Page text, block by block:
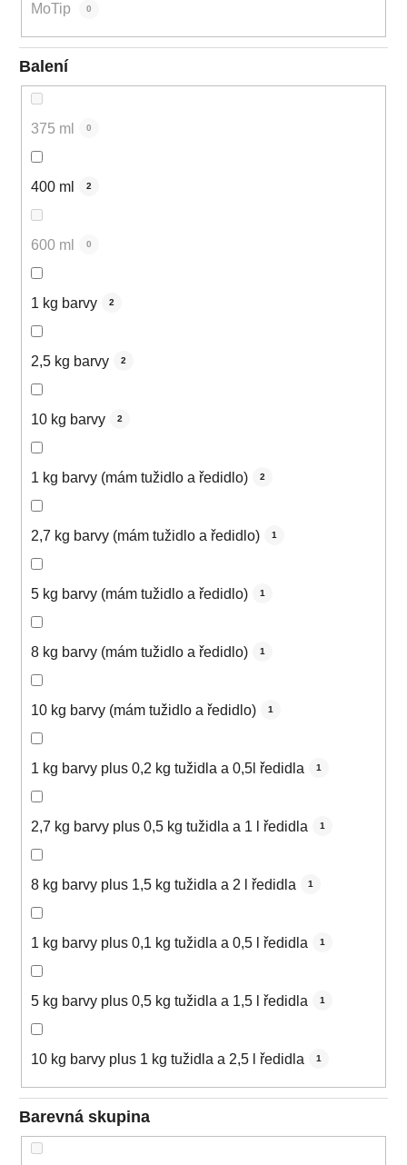
MoTip 0
Balení
375 ml 0
400 ml 2
600 ml 0
1 kg barvy 2
2,5 kg barvy 2
10 kg barvy 2
1 kg barvy (mám tužidlo a ředidlo) 2
2,7 kg barvy (mám tužidlo a ředidlo) 1
5 kg barvy (mám tužidlo a ředidlo) 1
8 kg barvy (mám tužidlo a ředidlo) 1
10 kg barvy (mám tužidlo a ředidlo) 1
1 kg barvy plus 0,2 kg tužidla a 0,5l ředidla 1
2,7 kg barvy plus 0,5 kg tužidla a 1 l ředidla 1
8 kg barvy plus 1,5 kg tužidla a 2 l ředidla 1
1 kg barvy plus 0,1 kg tužidla a 0,5 l ředidla 1
5 kg barvy plus 0,5 kg tužidla a 1,5 l ředidla 1
10 kg barvy plus 1 kg tužidla a 2,5 l ředidla 1
Barevná skupina